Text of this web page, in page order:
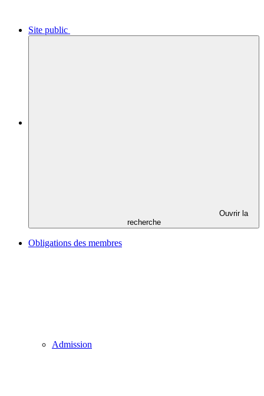
Site public
Ouvrir la
recherche
Obligations des membres
Admission